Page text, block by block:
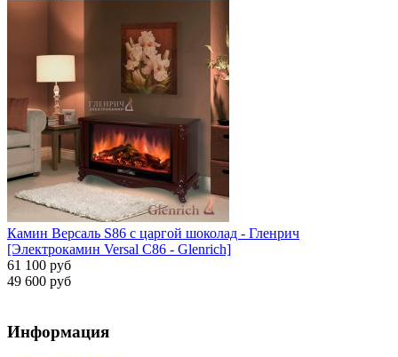
Камин Версаль S86 с царгой шоколад - Гленрич
[Электрокамин Versal С86 - Glenrich]
61 100 руб
49 600 руб
Информация